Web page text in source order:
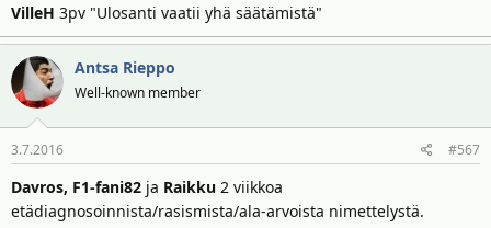
VilleH 3pv "Ulosanti vaatii yhä säätämistä"
Antsa Rieppo
Well-known member
3.7.2016 #567
Davros, F1-fani82 ja Raikku 2 viikkoa
etädiagnosoinnista/rasismista/ala-arvoista nimettelystä.